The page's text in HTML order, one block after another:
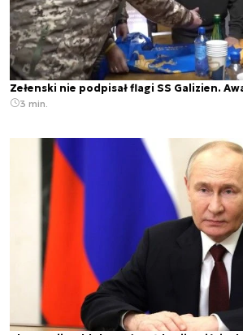
Zełenski nie podpisał flagi SS Galizien.
3 min.